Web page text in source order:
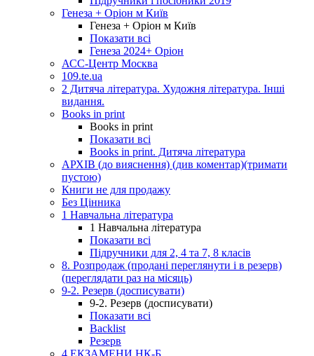
Генеза + Оріон м Київ
Генеза + Оріон м Київ
Показати всі
Генеза 2024+ Оріон
АСС-Центр Москва
109.te.ua
2 Дитяча література. Художня література. Інші
видання.
Books in print
Books in print
Показати всі
Books in print. Дитяча література
АРХІВ (до вияснення) (див коментар)(тримати
пустою)
Книги не для продажу
Без Цінника
1 Навчальна література
1 Навчальна література
Показати всі
Підручники для 2, 4 та 7, 8 класів
8. Розпродаж (продані переглянути і в резерв)
(переглядати раз на місяць)
9-2. Резерв (досписувати)
9-2. Резерв (досписувати)
Показати всі
Backlist
Резерв
4 ЕКЗАМЕНИ НК-Б